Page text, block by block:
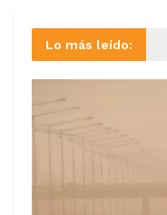
Lo más leído: